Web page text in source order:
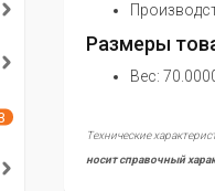
Размеры
Вес:
Технические
носит справочный